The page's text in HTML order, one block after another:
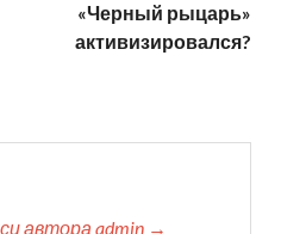
«Черный рыцарь»
активизировался?
автора admin →